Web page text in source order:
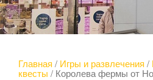
Главная / Игры и развлечения /
квесты / Королева фермы от